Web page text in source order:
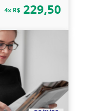
4x R$229,50